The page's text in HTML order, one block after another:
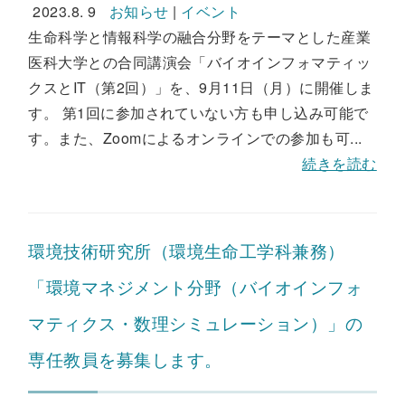
2023.8. 9 お知らせ | イベント
生命科学と情報科学の融合分野をテーマとした産業
医科大学との合同講演会「バイオインフォマティッ
クスとIT（第2回）」を、9月11日（月）に開催しま
す。 第1回に参加されていない方も申し込み可能で
す。また、Zoomによるオンラインでの参加も可...
続きを読む
環境技術研究所（環境生命工学科兼務）
「環境マネジメント分野（バイオインフォ
マティクス・数理シミュレーション）」の
専任教員を募集します。